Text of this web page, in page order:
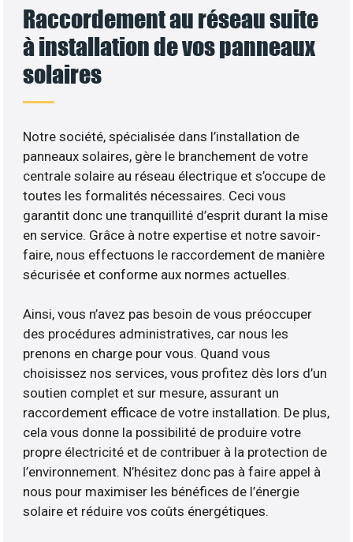
Raccordement au réseau suite
à installation de vos panneaux
solaires
Notre société, spécialisée dans l’installation de
panneaux solaires, gère le branchement de votre
centrale solaire au réseau électrique et s’occupe de
toutes les formalités nécessaires. Ceci vous
garantit donc une tranquillité d’esprit durant la mise
en service. Grâce à notre expertise et notre savoir-
faire, nous effectuons le raccordement de manière
sécurisée et conforme aux normes actuelles.
Ainsi, vous n’avez pas besoin de vous préoccuper
des procédures administratives, car nous les
prenons en charge pour vous. Quand vous
choisissez nos services, vous profitez dès lors d’un
soutien complet et sur mesure, assurant un
raccordement efficace de votre installation. De plus,
cela vous donne la possibilité de produire votre
propre électricité et de contribuer à la protection de
l’environnement. N’hésitez donc pas à faire appel à
nous pour maximiser les bénéfices de l’énergie
solaire et réduire vos coûts énergétiques.